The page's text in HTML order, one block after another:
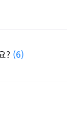
? (6)